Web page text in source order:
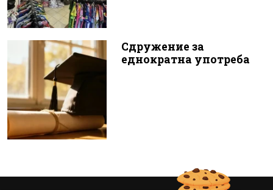
Сдружение за
еднократна употреба